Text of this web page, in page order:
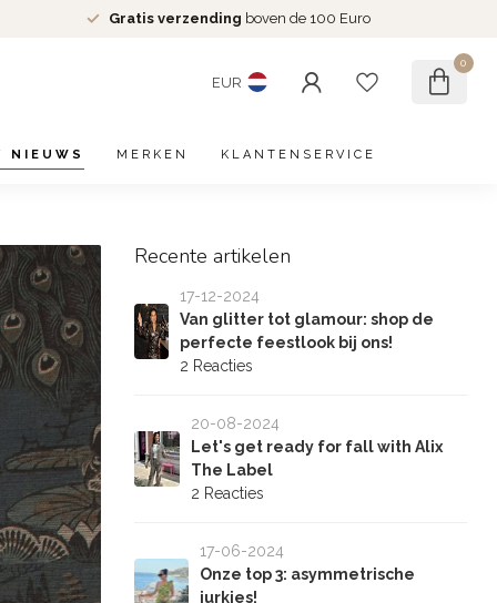
Gratis verzending boven de 100 Euro
EUR
0
NIEUWS MERKEN KLANTENSERVICE
Recente artikelen
17-12-2024
Van glitter tot glamour: shop de
perfecte feestlook bij ons!
2 Reacties
20-08-2024
Let's get ready for fall with Alix
The Label
2 Reacties
17-06-2024
Onze top 3: asymmetrische
jurkjes!